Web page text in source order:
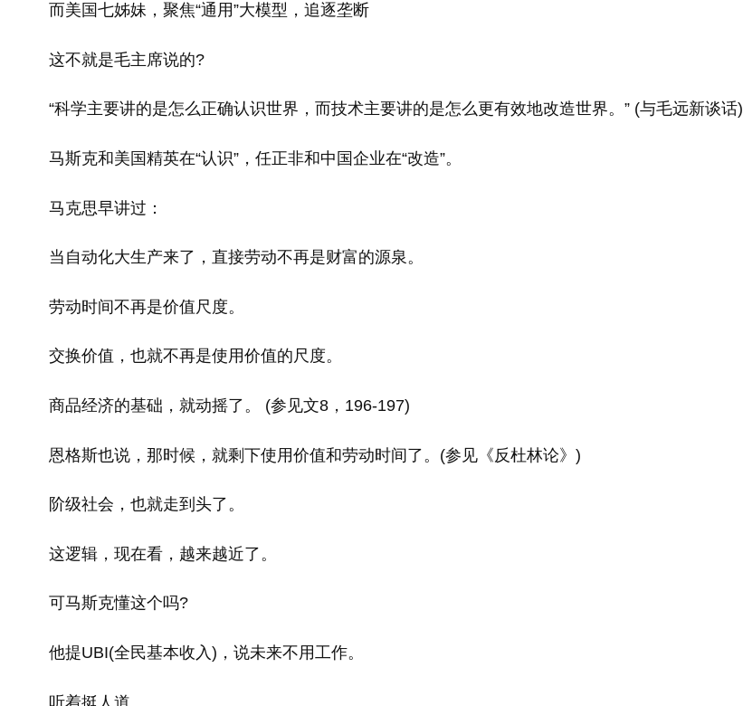
而美国七姊妹，聚焦“通用”大模型，追逐垄断
这不就是毛主席说的?
“科学主要讲的是怎么正确认识世界，而技术主要讲的是怎么更有效地改造世界。” (与毛远新谈话)
马斯克和美国精英在“认识”，任正非和中国企业在“改造”。
马克思早讲过：
当自动化大生产来了，直接劳动不再是财富的源泉。
劳动时间不再是价值尺度。
交换价值，也就不再是使用价值的尺度。
商品经济的基础，就动摇了。 (参见文8，196-197)
恩格斯也说，那时候，就剩下使用价值和劳动时间了。(参见《反杜林论》)
阶级社会，也就走到头了。
这逻辑，现在看，越来越近了。
可马斯克懂这个吗?
他提UBI(全民基本收入)，说未来不用工作。
听着挺人道。